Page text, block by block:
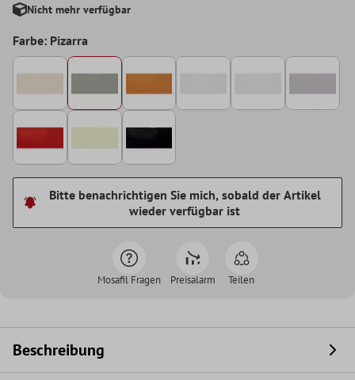
Nicht mehr verfügbar
Farbe: Pizarra
Bitte benachrichtigen Sie mich, sobald der Artikel
wieder verfügbar ist
Mosafil Fragen Preisalarm Teilen
Beschreibung